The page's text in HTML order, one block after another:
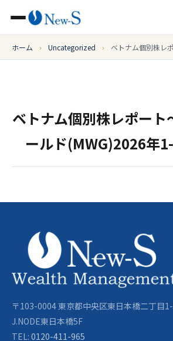
ホーム › Uncategorized › ベトナム個別株レ
ベトナム個別株レポート
ールド(MWG)2026年
〒103-0004 東京都中央区東日本橋二丁目
J.NODE東日本橋5F
TEL: 0120-411-965